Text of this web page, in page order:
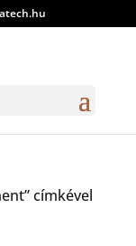
címkével